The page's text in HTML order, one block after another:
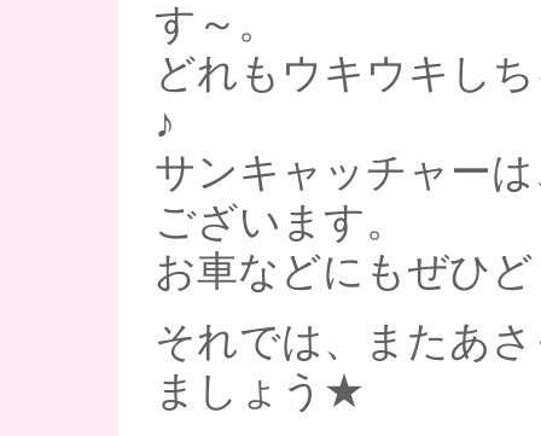
す～。
どれもウキウキし
♪
サンキャッチャー
ございます。
お車などにもぜひ
それでは、またあ
ましょう★